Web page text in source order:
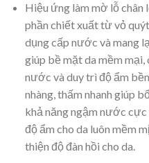
Hiệu ứng làm mờ lỗ chân
phần chiết xuất từ vỏ
dụng cấp nước và mang
giúp bề mặt da mềm
nước và duy trì độ ẩm
nhàng, thấm nhanh giúp
khả năng ngậm nước
độ ẩm cho da luôn mềm
thiện độ đàn hồi cho da.